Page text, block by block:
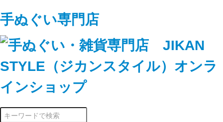
手ぬぐい専門店